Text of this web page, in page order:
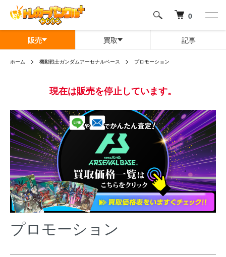
0
販売 買取 記事
ホーム 機動戦士ガンダムアーセナルベース プロモーション
現在は販売を停止しています。
プロモーション